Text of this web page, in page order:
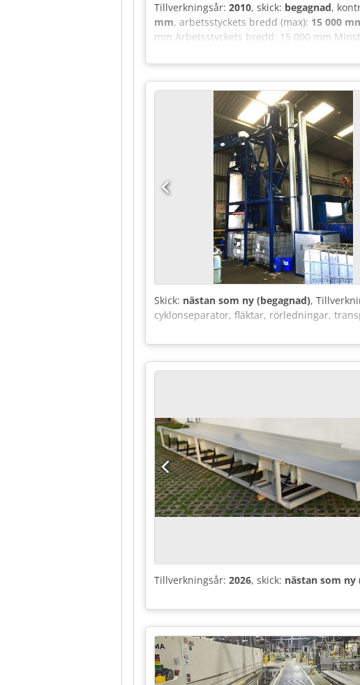
Tillverkningsår: 2010, skick: begagnad,
mm, arbetsstyckets bredd (max): 15 000
mm Arbetsstyckets bredd: 15 000 mm
plåtbredd: 2 200 mm Maximal
Total anslutningseffekt: 30 kW
och visas"), baserat på fotodokumentation
inspektera varan före avhämtning och
Extern referens: 5107
Skick: nästan som ny (begagnad),
cyklonseparator, fläktar, rörledningar,
Tillverkningsår: 2026, skick: nästan som ny